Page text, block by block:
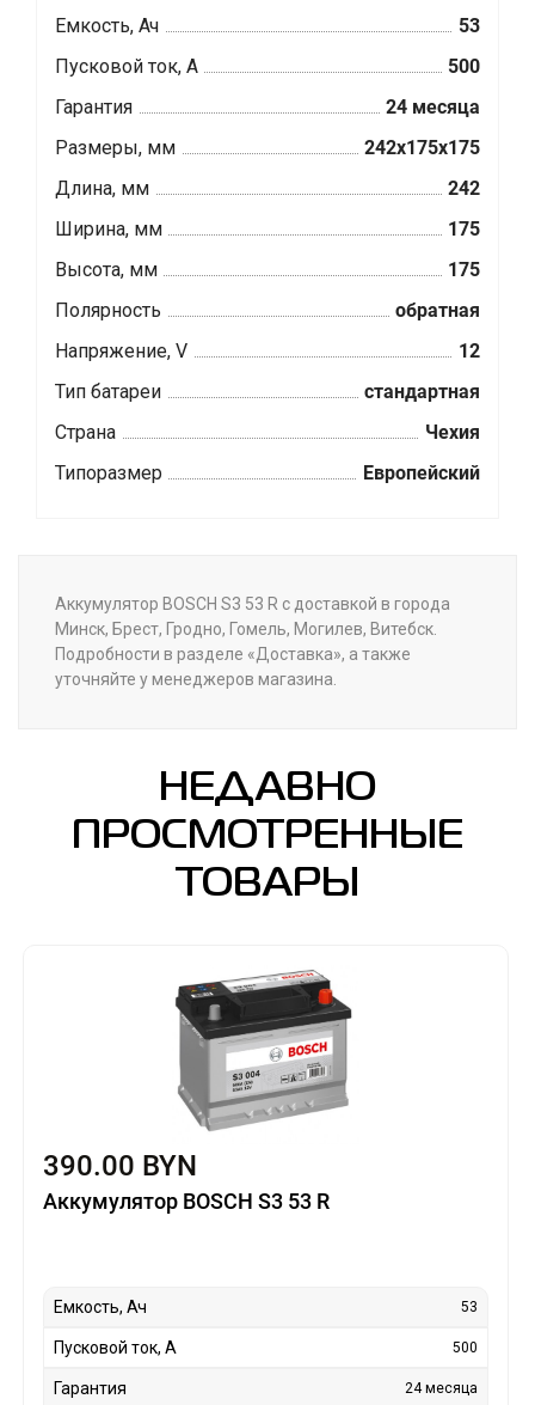
Емкость, Ач
53
Пусковой ток, А
500
Гарантия
24 месяца
Размеры, мм
242x175x175
Длина, мм
242
Ширина, мм
175
Высота, мм
175
Полярность
обратная
Напряжение, V
12
Тип батареи
стандартная
Страна
Чехия
Типоразмер
Европейский
Аккумулятор BOSCH S3 53 R с доставкой в города
Минск, Брест, Гродно, Гомель, Могилев, Витебск.
Подробности в разделе «Доставка», а также
уточняйте у менеджеров магазина.
НЕДАВНО
ПРОСМОТРЕННЫЕ
ТОВАРЫ
390.00 BYN
Аккумулятор BOSCH S3 53 R
Емкость, Ач 53
Пусковой ток, А 500
Гарантия 24 месяца